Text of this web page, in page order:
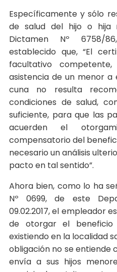
Específicamente y sólo
de salud del hijo o hija
Dictamen Nº 6758/
establecido que, “El
facultativo
asistencia de un menor
cuna no resulta
condiciones de salud,
suficiente, para que las
acuerden el
compensatorio del
necesario un análisis
pacto en tal sentido”.
Ahora bien, como lo ha
Nº 0699, de este
09.02.2017, el empleador
de otorgar el
existiendo en la localidad
obligación no se entiende
envía a sus hijos